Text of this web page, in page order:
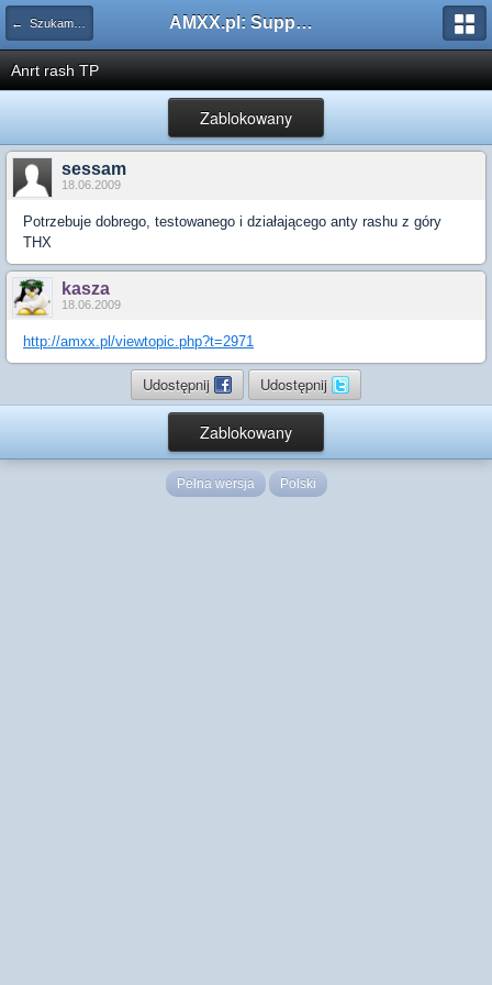
← Szukam pluginu AMXX.pl: Support AMX Mod X i SourceMod
Anrt rash TP
Zablokowany
sessam
18.06.2009
Potrzebuje dobrego, testowanego i działającego anty rashu z góry
THX
kasza
18.06.2009
http://amxx.pl/viewtopic.php?t=2971
Udostępnij Udostępnij
Zablokowany
Pełna wersja Polski